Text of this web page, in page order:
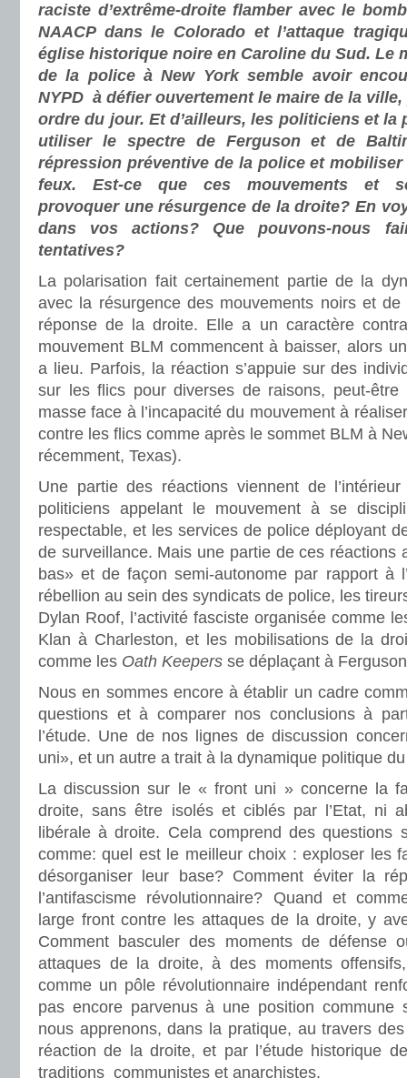
raciste d’extrême-droite flamber avec le
NAACP dans le Colorado et l’attaque
église historique noire en Caroline du Sud. Le
de la police à New York semble avoir
NYPD à défier ouvertement le maire de la
ordre du jour. Et d’ailleurs, les politiciens et la
utiliser le spectre de Ferguson et de
répression préventive de la police et
feux. Est-ce que ces mouvements et
provoquer une résurgence de la droite? En
dans vos actions? Que pouvons-nous
tentatives?
La polarisation fait certainement partie de la
avec la résurgence des mouvements noirs et
réponse de la droite. Elle a un caractère
mouvement BLM commencent à baisser, alors
a lieu. Parfois, la réaction s’appuie sur des
sur les flics pour diverses de raisons, peut-
masse face à l’incapacité du mouvement à
contre les flics comme après le sommet BLM à
récemment, Texas).
Une partie des réactions viennent de
politiciens appelant le mouvement à se
respectable, et les services de police déployant
de surveillance. Mais une partie de ces réactions
bas» et de façon semi-autonome par rapport à
rébellion au sein des syndicats de police, les
Dylan Roof, l’activité fasciste organisée comme
Klan à Charleston, et les mobilisations de la
comme les Oath Keepers se déplaçant à
Nous en sommes encore à établir un cadre
questions et à comparer nos conclusions à
l’étude. Une de nos lignes de discussion
uni», et un autre a trait à la dynamique politique
La discussion sur le « front uni » concerne la
droite, sans être isolés et ciblés par l’Etat, ni
libérale à droite. Cela comprend des questions
comme: quel est le meilleur choix : exploser les
désorganiser leur base? Comment éviter la
l’antifascisme révolutionnaire? Quand et
large front contre les attaques de la droite, y
Comment basculer des moments de défense
attaques de la droite, à des moments
comme un pôle révolutionnaire indépendant
pas encore parvenus à une position commune
nous apprenons, dans la pratique, au travers
réaction de la droite, et par l’étude historique
traditions communistes et anarchistes.